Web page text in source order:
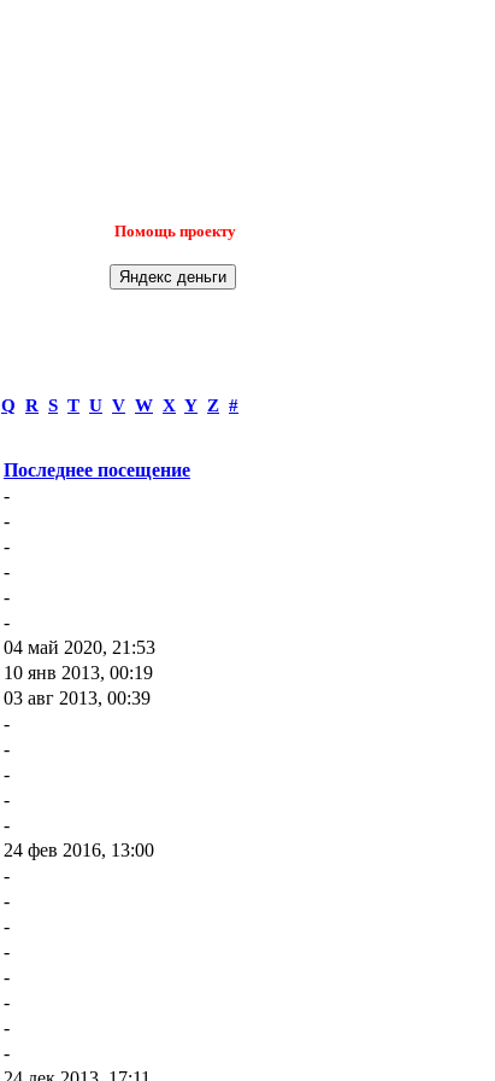
Помощь проекту
Q R S T U V W X Y Z #
Последнее посещение
-
-
-
-
-
-
04 май 2020, 21:53
10 янв 2013, 00:19
03 авг 2013, 00:39
-
-
-
-
-
24 фев 2016, 13:00
-
-
-
-
-
-
-
-